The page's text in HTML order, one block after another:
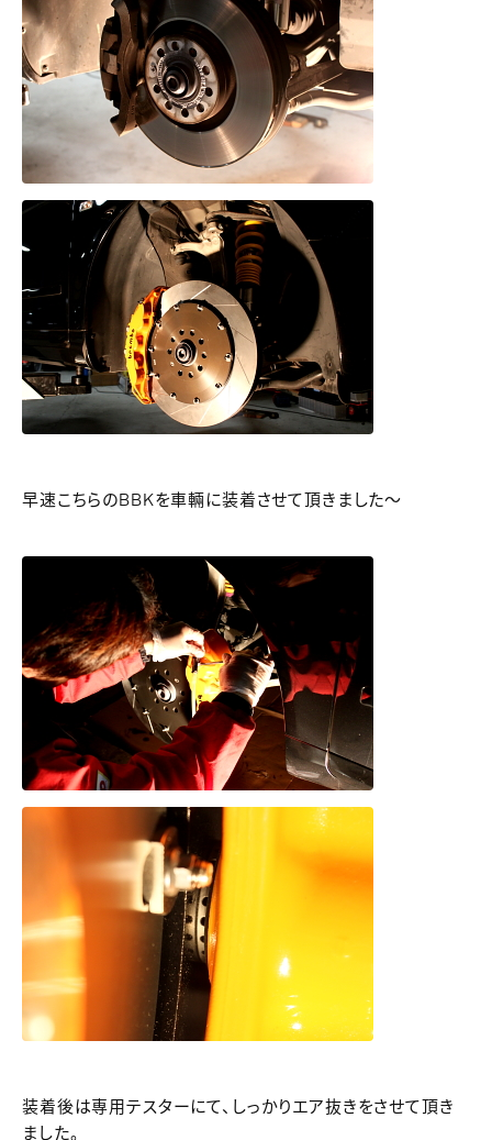
早速こちらのBBKを車輛に装着させて頂きました～
装着後は専用テスターにて、しっかりエア抜きをさせて頂き
ました。